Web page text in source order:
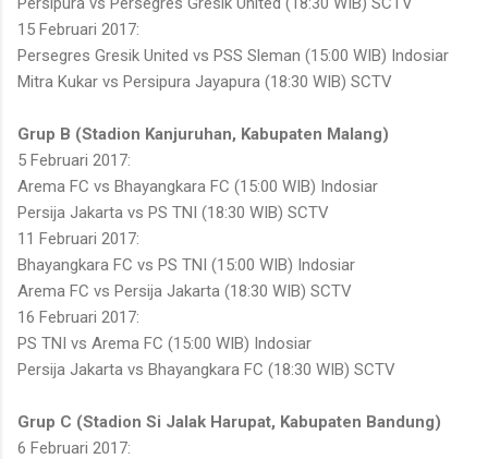
15 Februari 2017:
Persegres Gresik United vs PSS Sleman (15:00 WIB) Indosiar
Mitra Kukar vs Persipura Jayapura (18:30 WIB) SCTV
Grup B (Stadion Kanjuruhan, Kabupaten Malang)
5 Februari 2017:
Arema FC vs Bhayangkara FC (15:00 WIB) Indosiar
Persija Jakarta vs PS TNI (18:30 WIB) SCTV
11 Februari 2017:
Bhayangkara FC vs PS TNI (15:00 WIB) Indosiar
Arema FC vs Persija Jakarta (18:30 WIB) SCTV
16 Februari 2017:
PS TNI vs Arema FC (15:00 WIB) Indosiar
Persija Jakarta vs Bhayangkara FC (18:30 WIB) SCTV
Grup C (Stadion Si Jalak Harupat, Kabupaten Bandung)
6 Februari 2017: